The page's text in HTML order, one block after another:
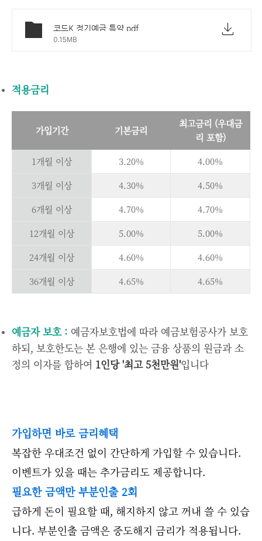
코드K 정기예금 특약.pdf
0.15MB
적용금리
가입기간 기본금리
최고금리 (우대금
리 포함)
1개월 이상
3.20%
4.00%
3개월 이상
4.30%
4.50%
6개월 이상
4.70%
4.70%
12개월 이상
5.00%
5.00%
24개월 이상
4.60%
4.60%
36개월 이상
4.65% 4.65%
예금자 보호 : 예금자보호법에 따라 예금보험공사가 보호
하되, 보호한도는 본 은행에 있는 금융 상품의 원금과 소
정의 이자를 합하여 1인당 '최고 5천만원'입니다
가입하면 바로 금리혜택
복잡한 우대조건 없이 간단하게 가입할 수 있습니다.
이벤트가 있을 때는 추가금리도 제공합니다.
필요한 금액만 부분인출 2회
급하게 돈이 필요할 때, 해지하지 않고 꺼내 쓸 수 있습
니다. 부분인출 금액은 중도해지 금리가 적용됩니다.